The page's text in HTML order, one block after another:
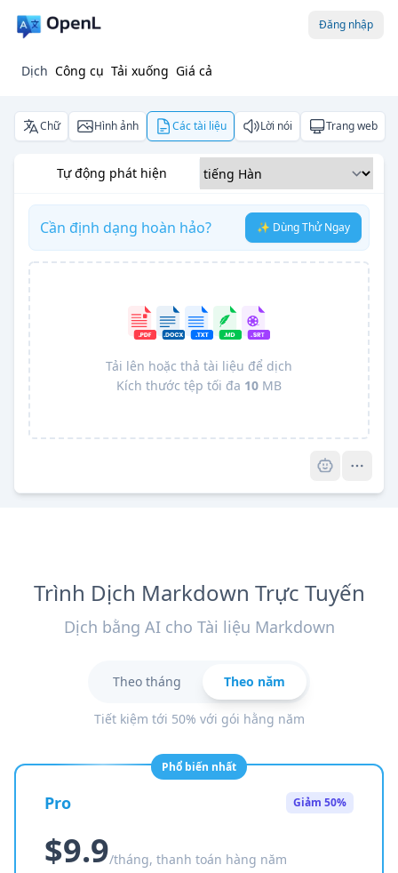
Đăng nhập
Dịch Công cụ Tải xuống Giá cả
Chữ Hình ảnh Các tài liệu Lời nói Trang web
Tự động phát hiện
Cần định dạng hoàn hảo? ✨ Dùng Thử Ngay
Tải lên hoặc thả tài liệu để dịch
Kích thước tệp tối đa 10 MB
Trình Dịch Markdown Trực Tuyến
Dịch bằng AI cho Tài liệu Markdown
Theo tháng Theo năm
Tiết kiệm tới 50% với gói hằng năm
Phổ biến nhất
Pro Giảm 50%
$9.9/tháng, thanh toán hàng năm